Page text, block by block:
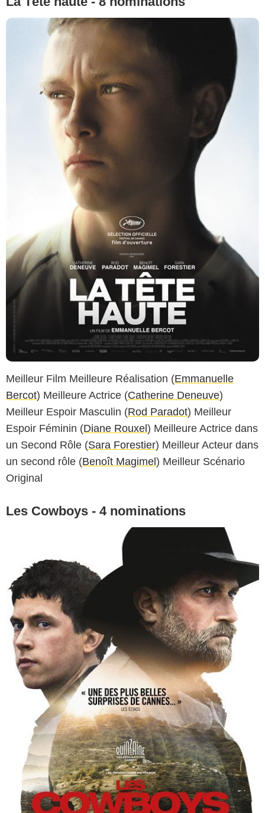
Meilleur Film Meilleure Réalisation (Emmanuelle
Bercot) Meilleure Actrice (Catherine Deneuve)
Meilleur Espoir Masculin (Rod Paradot) Meilleur
Espoir Féminin (Diane Rouxel) Meilleure Actrice dans
un Second Rôle (Sara Forestier) Meilleur Acteur dans
un second rôle (Benoît Magimel) Meilleur Scénario
Original
Les Cowboys - 4 nominations